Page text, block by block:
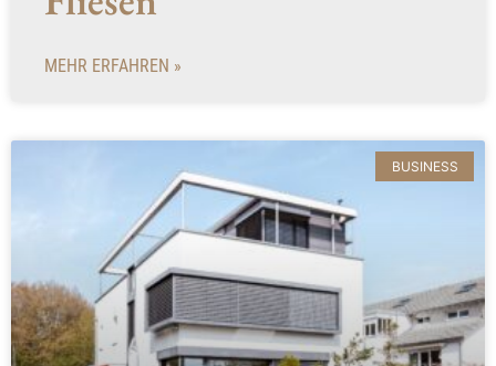
MEHR ERFAHREN »
BUSINESS